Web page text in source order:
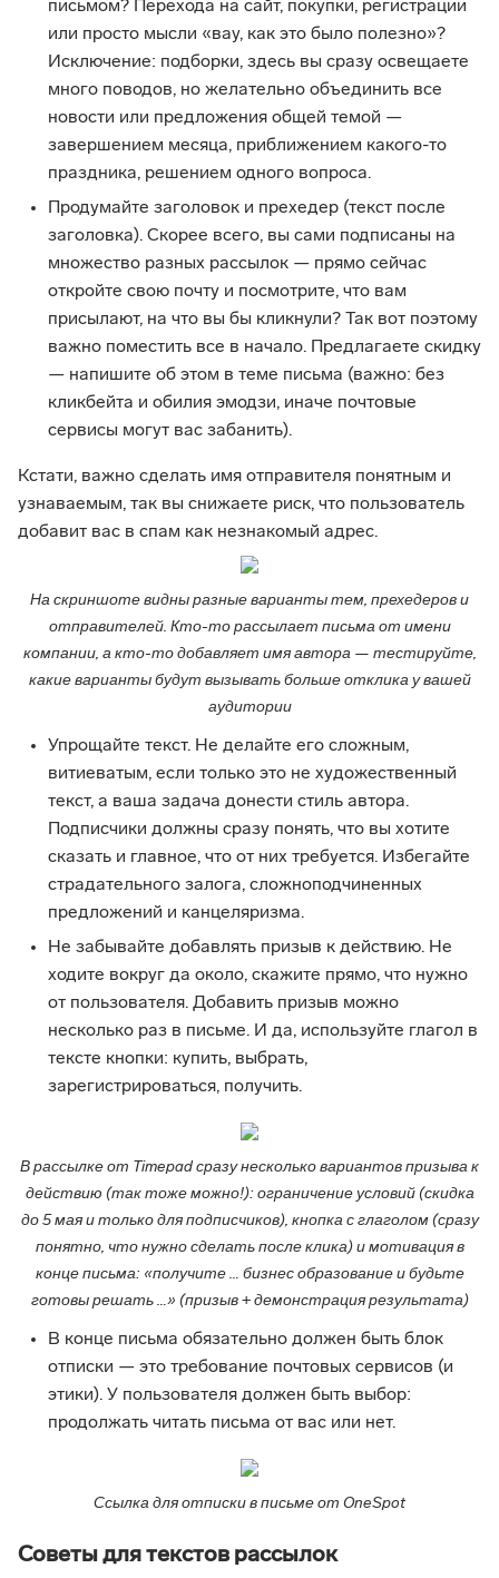
письмом? Перехода на сайт, покупки, регистрации
или просто мысли «вау, как это было полезно»?
Исключение: подборки, здесь вы сразу освещаете
много поводов, но желательно объединить все
новости или предложения общей темой —
завершением месяца, приближением какого-то
праздника, решением одного вопроса.
Продумайте заголовок и прехедер (текст после
заголовка). Скорее всего, вы сами подписаны на
множество разных рассылок — прямо сейчас
откройте свою почту и посмотрите, что вам
присылают, на что вы бы кликнули? Так вот поэтому
важно поместить все в начало. Предлагаете скидку
— напишите об этом в теме письма (важно: без
кликбейта и обилия эмодзи, иначе почтовые
сервисы могут вас забанить).
Кстати, важно сделать имя отправителя понятным и
узнаваемым, так вы снижаете риск, что пользователь
добавит вас в спам как незнакомый адрес.
На скриншоте видны разные варианты тем, прехедеров и
отправителей. Кто-то рассылает письма от имени
компании, а кто-то добавляет имя автора — тестируйте,
какие варианты будут вызывать больше отклика у вашей
аудитории
Упрощайте текст. Не делайте его сложным,
витиеватым, если только это не художественный
текст, а ваша задача донести стиль автора.
Подписчики должны сразу понять, что вы хотите
сказать и главное, что от них требуется. Избегайте
страдательного залога, сложноподчиненных
предложений и канцеляризма.
Не забывайте добавлять призыв к действию. Не
ходите вокруг да около, скажите прямо, что нужно
от пользователя. Добавить призыв можно
несколько раз в письме. И да, используйте глагол в
тексте кнопки: купить, выбрать,
зарегистрироваться, получить.
В рассылке от Timepad сразу несколько вариантов призыва к
действию (так тоже можно!): ограничение условий (скидка
до 5 мая и только для подписчиков), кнопка с глаголом (сразу
понятно, что нужно сделать после клика) и мотивация в
конце письма: «получите … бизнес образование и будьте
готовы решать …» (призыв + демонстрация результата)
В конце письма обязательно должен быть блок
отписки — это требование почтовых сервисов (и
этики). У пользователя должен быть выбор:
продолжать читать письма от вас или нет.
Ссылка для отписки в письме от OneSpot
Советы для текстов рассылок